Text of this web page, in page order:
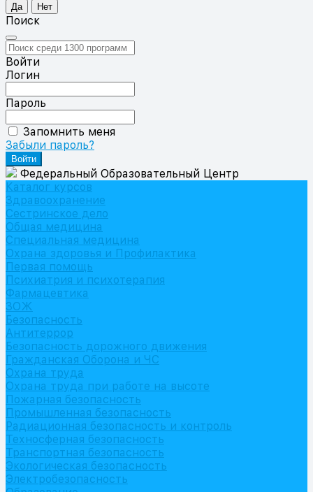
Да Нет
Поиск
Войти
Логин
Пароль
Запомнить меня
Забыли пароль?
Федеральный Образовательный Центр
Каталог курсов
Здравоохранение
Сестринское дело
Общая медицина
Специальная медицина
Охрана здоровья и Профилактика
Первая помощь
Психиатрия и психотерапия
Фармацевтика
ЗОЖ
Безопасность
Антитеррор
Безопасность дорожного движения
Гражданская Оборона и ЧС
Охрана труда
Охрана труда при работе на высоте
Пожарная безопасность
Промышленная безопасность
Радиационная безопасность и контроль
Техносферная безопасность
Транспортная безопасность
Экологическая безопасность
Электробезопасность